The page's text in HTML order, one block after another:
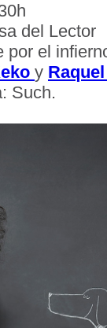
del Lector
por el
y
Such.